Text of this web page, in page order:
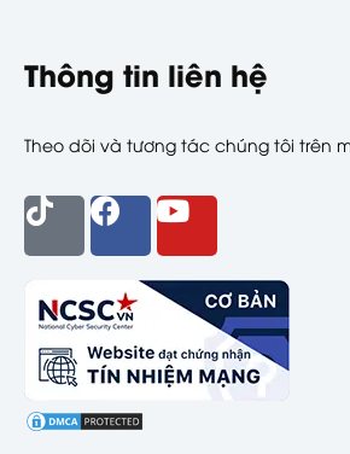
Thông tin liên hệ
Theo dõi và tương tác chúng tôi trên